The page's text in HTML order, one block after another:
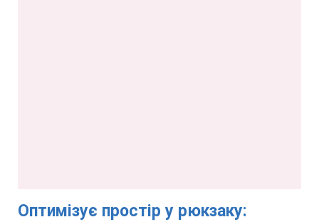
Оптимізує простір у рюкзаку: